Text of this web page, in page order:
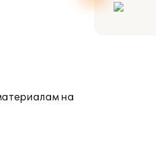
на